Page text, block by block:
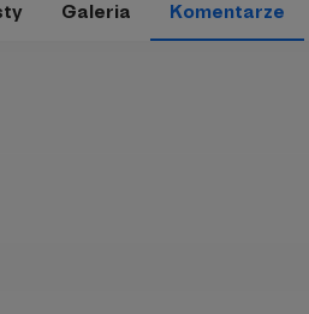
Galeria Komentarze